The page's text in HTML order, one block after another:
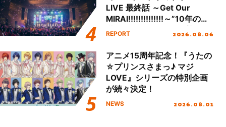
LIVE 最終話 ～Get Our
MIRAI!!!!!!!!!!!!!!～”10年の活
動を経てファイナルを迎える
REPORT 2026.08.06
アニメ15周年記念！『うたの
☆プリンスさまっ♪ マジ
LOVE』シリーズの特別企画
が続々決定！
NEWS 2026.08.01